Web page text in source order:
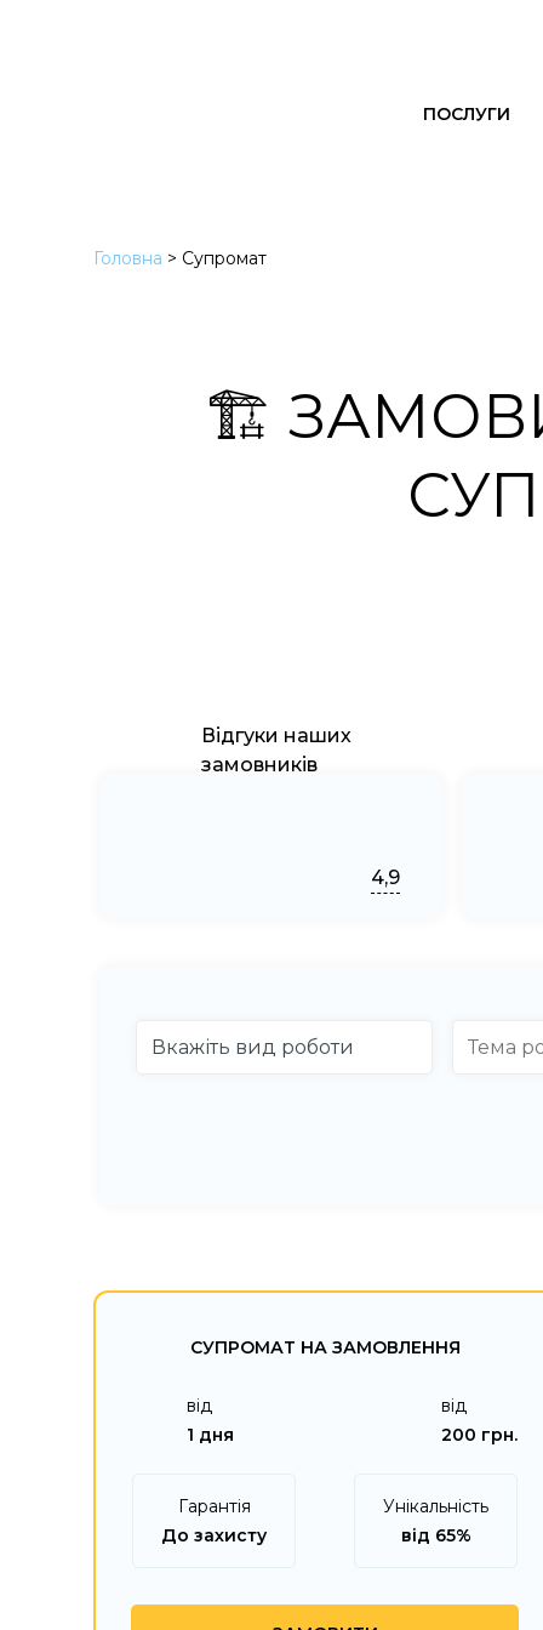
ПОСЛУГИ
Головна > Супромат
🏗️
Відгуки наших
замовників
4,9
СУПРОМАТ НА ЗАМОВЛЕННЯ
від
1 дня
від
200 грн.
Гарантія
До захисту
Унікальність
від 65%